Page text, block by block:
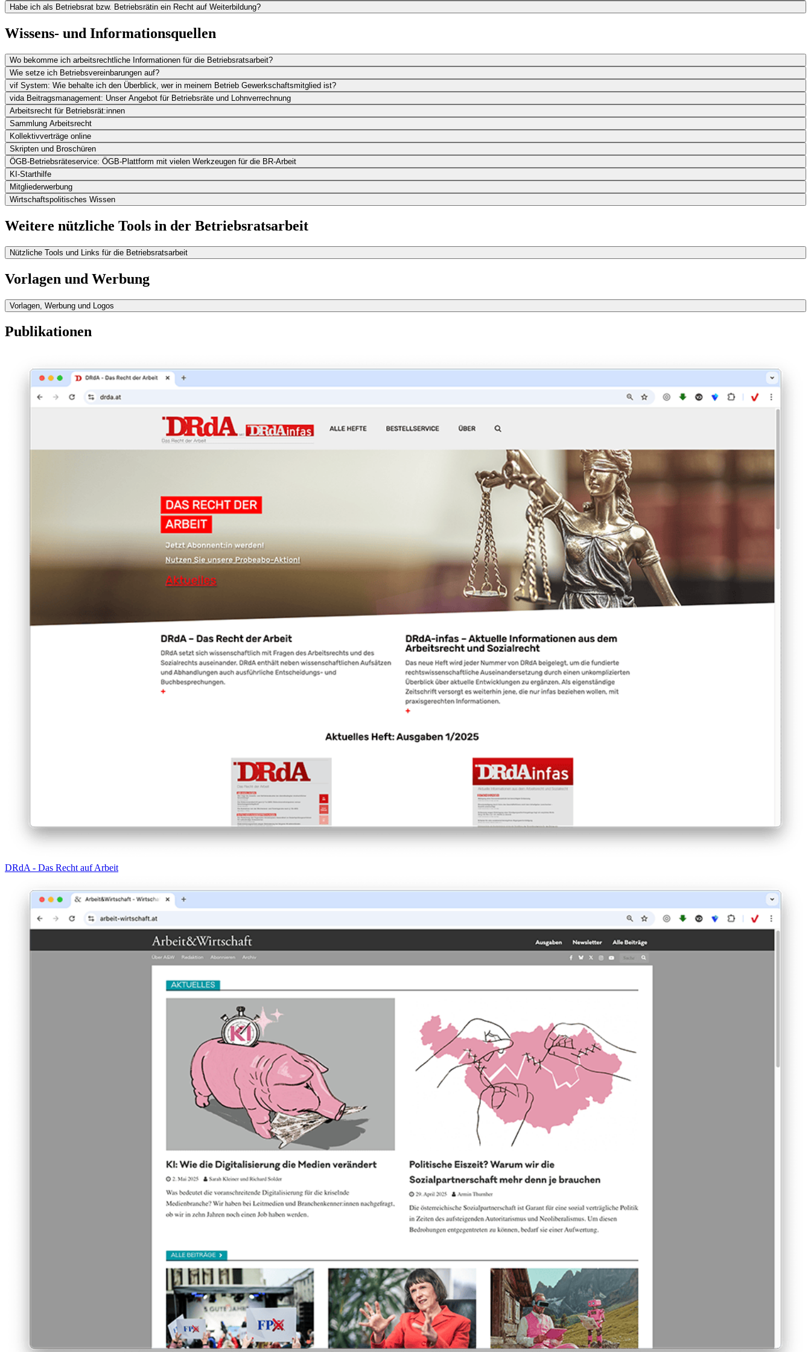
Habe ich als Betriebsrat bzw. Betriebsrätin ein Recht auf Weiterbildung?
Wissens- und Informationsquellen
Wo bekomme ich arbeitsrechtliche Informationen für die Betriebsratsarbeit?
Wie setze ich Betriebsvereinbarungen auf?
vif System: Wie behalte ich den Überblick, wer in meinem Betrieb Gewerkschaftsmitglied ist?
vida Beitragsmanagement: Unser Angebot für Betriebsräte und Lohnverrechnung
Arbeitsrecht für Betriebsrät:innen
Sammlung Arbeitsrecht
Kollektivverträge online
Skripten und Broschüren
ÖGB-Betriebsräteservice: ÖGB-Plattform mit vielen Werkzeugen für die BR-Arbeit
KI-Starthilfe
Mitgliederwerbung
Wirtschaftspolitisches Wissen
Weitere nützliche Tools in der Betriebsratsarbeit
Nützliche Tools und Links für die Betriebsratsarbeit
Vorlagen und Werbung
Vorlagen, Werbung und Logos
Publikationen
DRdA - Das Recht auf Arbeit